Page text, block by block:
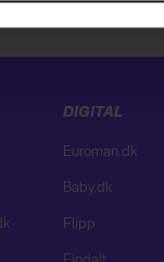
DIGITAL
Euroman.dk
Baby.dk
Flipp